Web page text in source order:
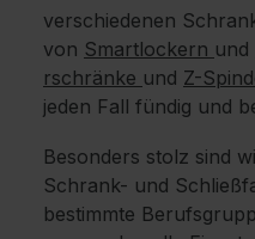
verschiedenen
von Smartlockern und
rschränke und Z-
jeden Fall fündig und
Besonders stolz sind
Schrank- und
bestimmte